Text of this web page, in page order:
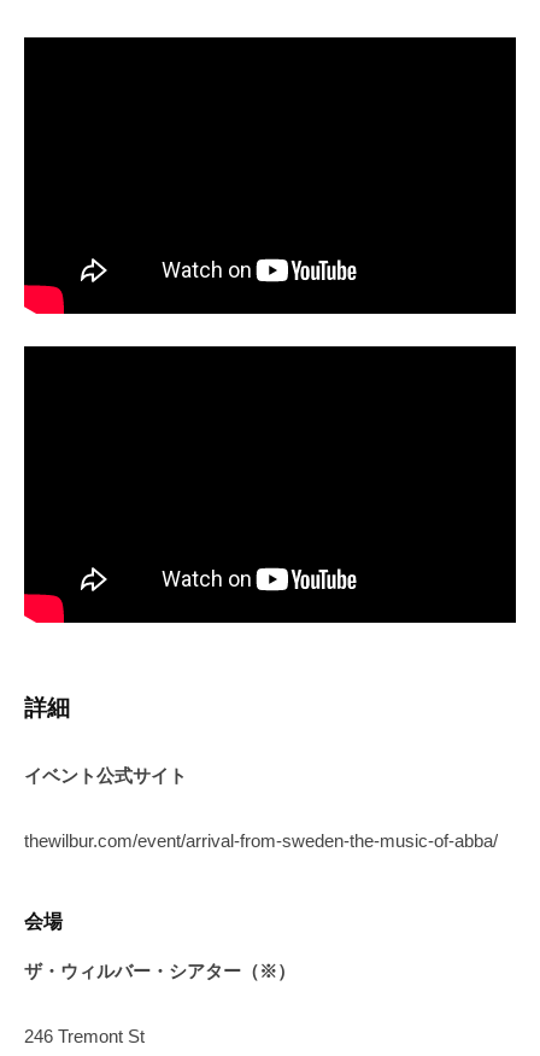
詳細
イベント公式サイト
thewilbur.com/event/arrival-from-sweden-the-music-of-abba/
会場
ザ・ウィルバー・シアター（※）
246 Tremont St